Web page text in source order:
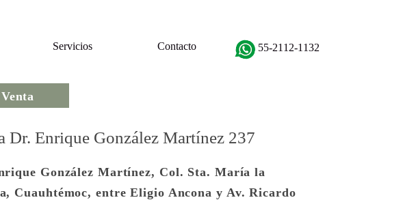
Servicios Contacto 55-2112-1132
Venta
Dr. Enrique González Martínez 237
González Martínez, Col. Sta. María la
Cuauhtémoc, entre Eligio Ancona y Av. Ricardo